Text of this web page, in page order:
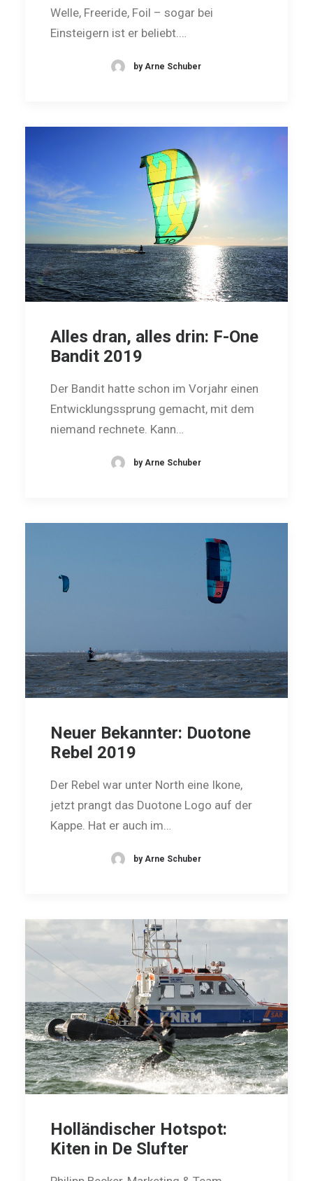
Welle, Freeride, Foil – sogar bei
Einsteigern ist er beliebt.…
by Arne Schuber
Alles dran, alles drin: F-One
Bandit 2019
Der Bandit hatte schon im Vorjahr einen
Entwicklungssprung gemacht, mit dem
niemand rechnete. Kann…
by Arne Schuber
Neuer Bekannter: Duotone
Rebel 2019
Der Rebel war unter North eine Ikone,
jetzt prangt das Duotone Logo auf der
Kappe. Hat er auch im…
by Arne Schuber
Holländischer Hotspot:
Kiten in De Slufter